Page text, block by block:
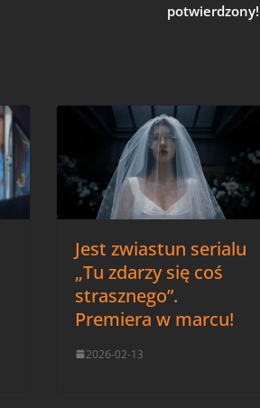
potwierdzony!
Jest zwiastun serialu
„Tu zdarzy się coś
strasznego”.
Premiera w marcu!
2026-02-13